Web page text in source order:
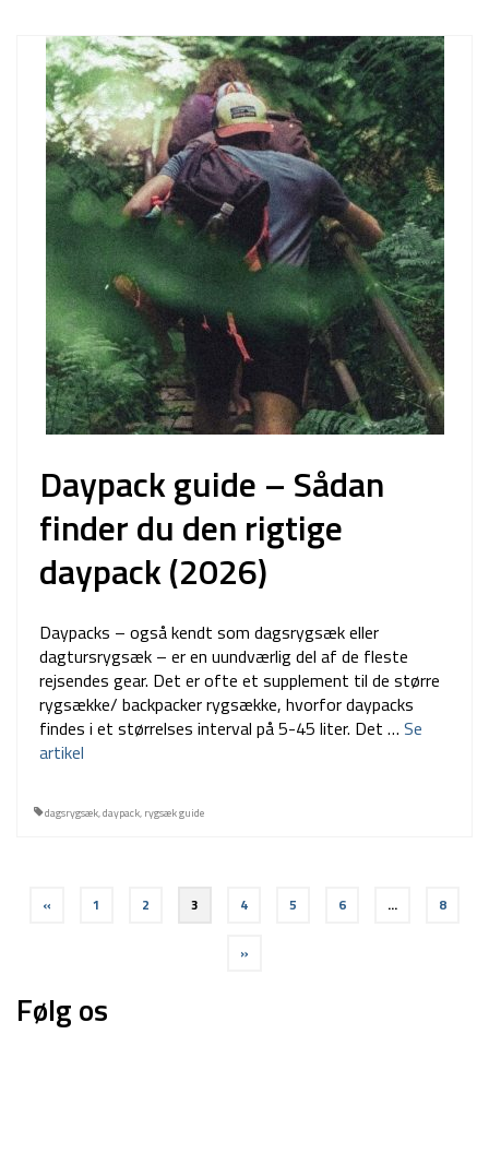
Daypack guide – Sådan
finder du den rigtige
daypack (2026)
Daypacks – også kendt som dagsrygsæk eller
dagtursrygsæk – er en uundværlig del af de fleste
rejsendes gear. Det er ofte et supplement til de større
rygsække/ backpacker rygsække, hvorfor daypacks
findes i et størrelses interval på 5-45 liter. Det … Se
artikel
dagsrygsæk,daypack, rygsæk guide
Indlægsinddeling
« 1 2 3 4 5 6 … 8
»
Følg os